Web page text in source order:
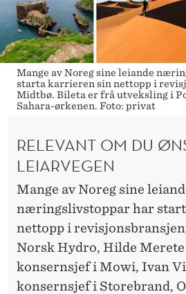
Mange av Noreg sine leiande
starta karrieren sin nettopp i
Midtbø. Bileta er frå utveksling i
Sahara-ørkenen. Foto: privat
RELEVANT OM DU
LEIARVEGEN
Mange av Noreg sine
næringslivstoppar har
nettopp i
Norsk Hydro, Hilde Merete
konsernsjef i Mowi, Ivan
konsernsjef i Storebrand,